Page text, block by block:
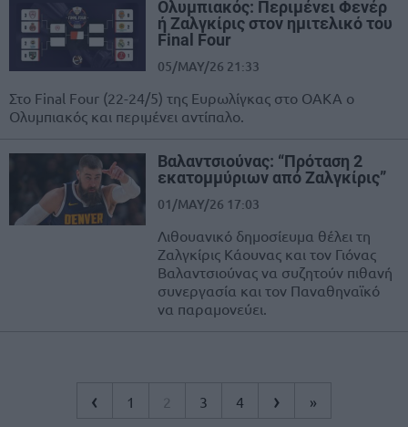
Ολυμπιακός: Περιμένει Φενέρ
ή Ζαλγκίρις στον ημιτελικό του
Final Four
05/MAY/26 21:33
Στο Final Four (22-24/5) της Ευρωλίγκας στο ΟΑΚΑ ο
Ολυμπιακός και περιμένει αντίπαλο.
Βαλαντσιούνας: “Πρόταση 2
εκατομμύριων από Ζαλγκίρις”
01/MAY/26 17:03
Λιθουανικό δημοσίευμα θέλει τη
Ζαλγκίρις Κάουνας και τον Γιόνας
Βαλαντσιούνας να συζητούν πιθανή
συνεργασία και τον Παναθηναϊκό
να παραμονεύει.
‹ 1 2 3 4 › »